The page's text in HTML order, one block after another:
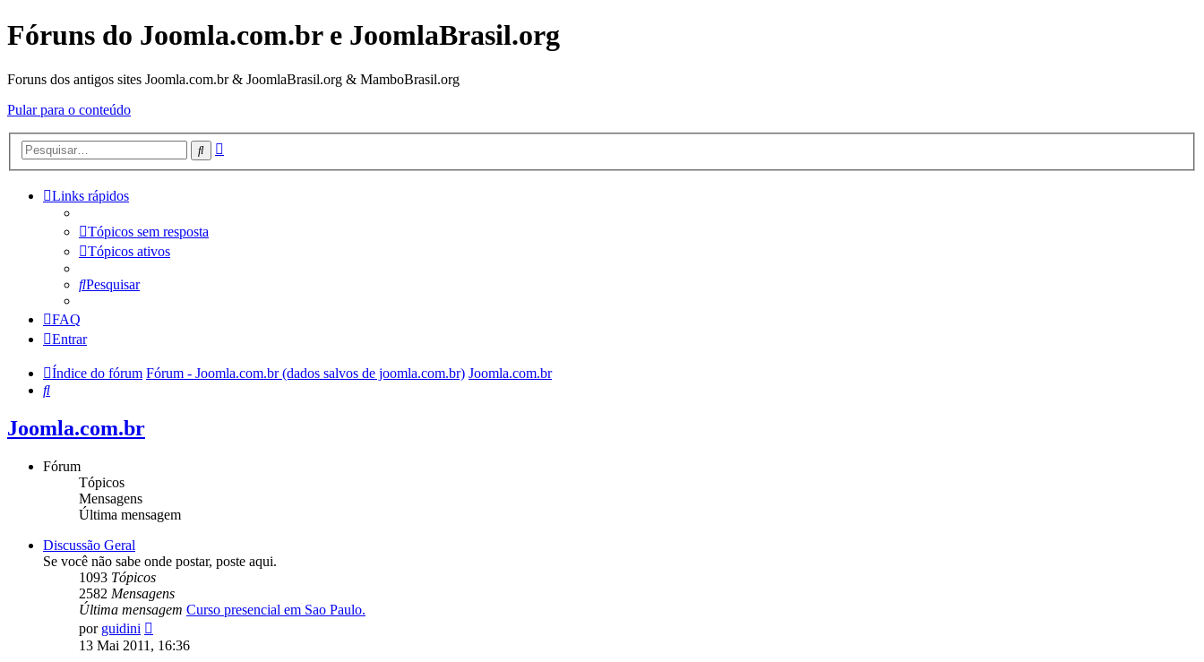
Fóruns do Joomla.com.br e JoomlaBrasil.org
Foruns dos antigos sites Joomla.com.br & JoomlaBrasil.org & MamboBrasil.org
Pular para o conteúdo
Pesquisar
Links rápidos
Tópicos sem resposta
Tópicos ativos
Pesquisar
FAQ
Entrar
Índice do fórum Fórum - Joomla.com.br (dados salvos de joomla.com.br) Joomla.com.br
Pesquisar
Joomla.com.br
Fórum
Tópicos
Mensagens
Última mensagem
Discussão Geral
Se você não sabe onde postar, poste aqui.
1093 Tópicos
2582 Mensagens
Última mensagem Curso presencial em Sao Paulo.
por guidini
última
13 Mai 2011, 16:36